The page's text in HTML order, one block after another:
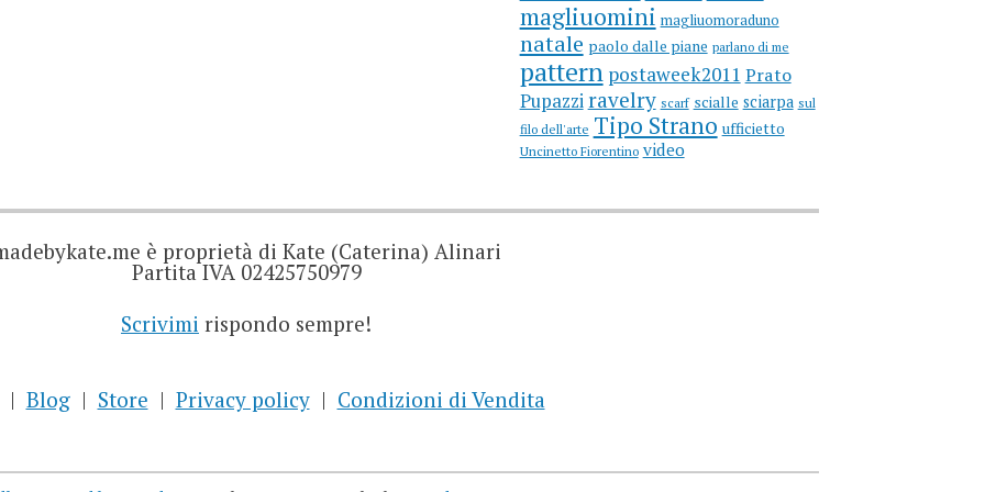
magliuomini magliuomoraduno
natale paolo dalle piane parlano di me
pattern postaweek2011 Prato
Pupazziravelry scarf scialle sciarpa sul
filo dell'arte Tipo Strano ufficietto
Uncinetto Fiorentino video
è proprietà di Kate (Caterina) Alinari
Partita IVA 02425750979
Scrivimi rispondo sempre!
Blog Store Privacy policy Condizioni di Vendita